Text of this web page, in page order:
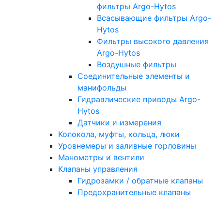
фильтры Argo-Hytos
Всасывающие фильтры Argo-
Hytos
Фильтры высокого давления
Argo-Hytos
Воздушные фильтры
Соединительные элементы и
манифольды
Гидравлические приводы Argo-
Hytos
Датчики и измерения
Колокола, муфты, кольца, люки
Уровнемеры и заливные горловины
Манометры и вентили
Клапаны управления
Гидрозамки / обратные клапаны
Предохранительные клапаны